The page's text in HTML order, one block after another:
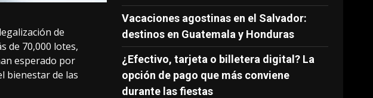
de
de 70,000 lotes,
esperado por
bienestar de las
Vacaciones agostinas en el Salvador:
destinos en Guatemala y Honduras
¿Efectivo, tarjeta o billetera digital? La
opción de pago que más conviene
durante las fiestas